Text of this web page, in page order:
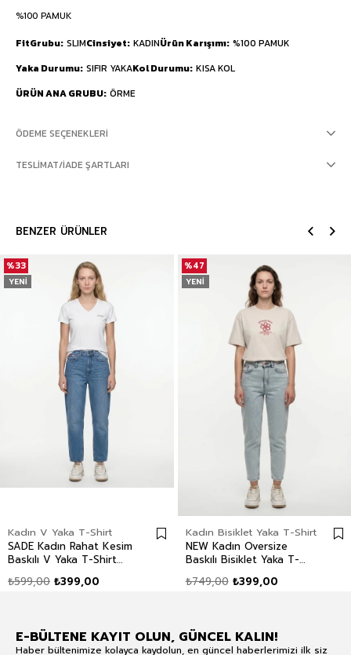
%100 PAMUK
FitGrubu SLIMCinsiyet KADINÜrün Karışımı %100 PAMUK
Yaka Durumu SIFIR YAKAKol Durumu KISA KOL
ÜRÜN ANA GRUBU ÖRME
ÖDEME SEÇENEKLERI
TESLIMAT/İADE ŞARTLARI
BENZER ÜRÜNLER
Kadın V Yaka T-Shirt
SADE Kadın Rahat Kesim
Baskılı V Yaka T-Shirt
₺399,00
₺599,00
%33
YENI
Kadın Bisiklet Yaka T-Shirt
NEW Kadın Oversize
Baskılı Bisiklet Yaka T-
₺399,00
₺749,00
%47
YENI
E-BÜLTENE KAYIT OLUN, GÜNCEL KALIN!
Haber bültenimize kolayca kaydolun, en güncel haberlerimizi ilk siz